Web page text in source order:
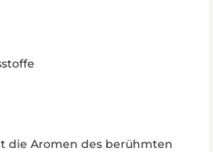
die Aromen des berühmten